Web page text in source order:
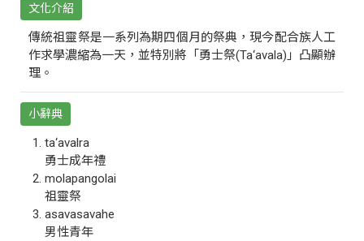
文化介紹
傳統祖靈祭是一系列為期四個月的祭典，現今配合族人工
作求學濃縮為一天，並特別將「勇士祭(Ta‘avala)」凸顯辦
理。
小辭典
ta‘avalra
勇士成年禮
molapangolai
祖靈祭
asavasavahe
男性青年